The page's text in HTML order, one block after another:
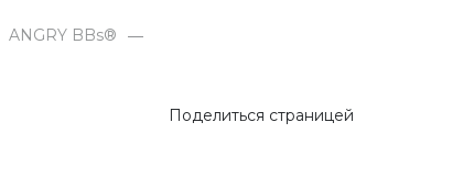
ANGRY BBs®
Поделиться страницей